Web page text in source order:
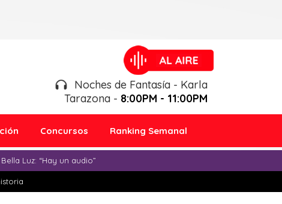
Noches de Fantasía - Karla
Tarazona - 8:00PM - 11:00PM
Concursos Ranking Semanal
Luz: “Hay un audio”